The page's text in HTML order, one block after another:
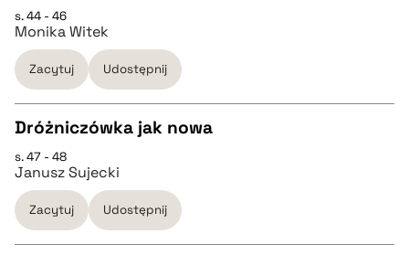
CZYSTY TEKST
pobierz cytat
BIBTEX
pobierz cytat
s. 44 - 46
Monika Witek
Zacytuj Udostępnij
CZYSTY TEKST
pobierz cytat
Dróżniczówka jak nowa
s. 47 - 48
Janusz Sujecki
Zacytuj Udostępnij